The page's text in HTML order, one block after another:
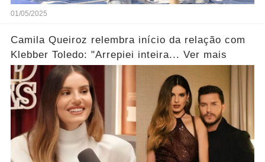
01/05/2025
Camila Queiroz relembra início da relação com
Klebber Toledo: "Arrepiei inteira... Ver mais